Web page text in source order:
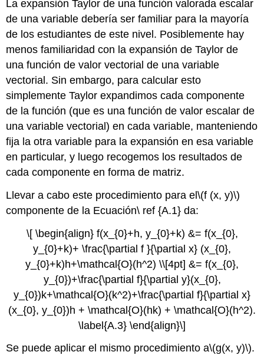
La expansión Taylor de una función valorada escalar
de una variable debería ser familiar para la mayoría
de los estudiantes de este nivel. Posiblemente hay
menos familiaridad con la expansión de Taylor de
una función de valor vectorial de una variable
vectorial. Sin embargo, para calcular esto
simplemente Taylor expandimos cada componente
de la función (que es una función de valor escalar de
una variable vectorial) en cada variable, manteniendo
fija la otra variable para la expansión en esa variable
en particular, y luego recogemos los resultados de
cada componente en forma de matriz.
Llevar a cabo este procedimiento para el\(f (x, y)\)
componente de la Ecuación\ ref {A.1} da:
\[ \begin{align} f(x_{0}+h, y_{0}+k) &= f(x_{0},
y_{0}+k)+ \frac{\partial f }{\partial x} (x_{0},
y_{0}+k)h+\mathcal{O}(h^2) \\[4pt] &= f(x_{0},
y_{0})+\frac{\partial f}{\partial y}(x_{0},
y_{0})k+\mathcal{O}(k^2)+\frac{\partial f}{\partial x}
(x_{0}, y_{0})h + \mathcal{O}(hk) + \mathcal{O}(h^2).
\label{A.3} \end{align}\]
Se puede aplicar el mismo procedimiento a\(g(x, y)\).